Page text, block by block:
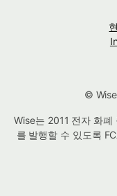
©
Wise는 2011 전자 화폐
를 발행할 수 있도록